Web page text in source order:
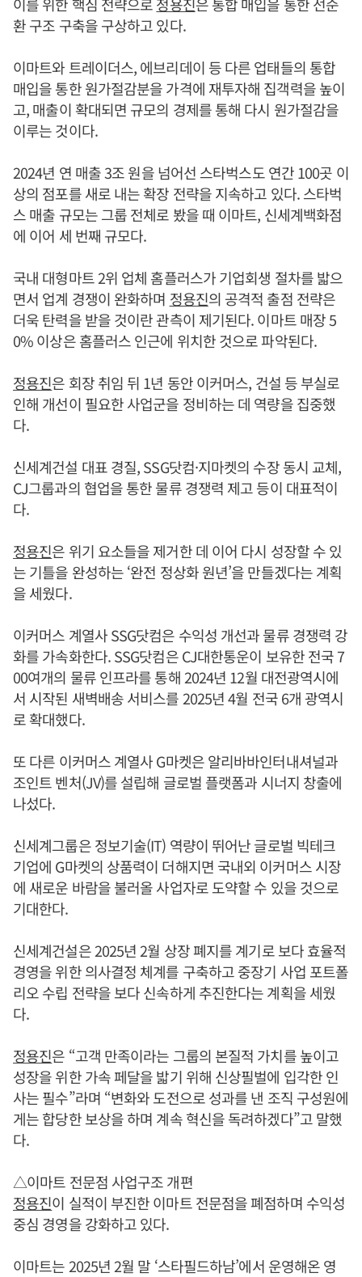
환 구조 구축을 구상하고 있다.
이마트와 트레이더스, 에브리데이 등 다른 업태들의 통합
매입을 통한 원가절감분을 가격에 재투자해 집객력을 높이
고, 매출이 확대되면 규모의 경제를 통해 다시 원가절감을
이루는 것이다.
2024년 연 매출 3조 원을 넘어선 스타벅스도 연간 100곳 이
상의 점포를 새로 내는 확장 전략을 지속하고 있다. 스타벅
스 매출 규모는 그룹 전체로 봤을 때 이마트, 신세계백화점
에 이어 세 번째 규모다.
국내 대형마트 2위 업체 홈플러스가 기업회생 절차를 밟으
면서 업계 경쟁이 완화하며 정용진의 공격적 출점 전략은
더욱 탄력을 받을 것이란 관측이 제기된다. 이마트 매장 5
0% 이상은 홈플러스 인근에 위치한 것으로 파악된다.
정용진은 회장 취임 뒤 1년 동안 이커머스, 건설 등 부실로
인해 개선이 필요한 사업군을 정비하는 데 역량을 집중했
다.
신세계건설 대표 경질, SSG닷컴·지마켓의 수장 동시 교체,
CJ그룹과의 협업을 통한 물류 경쟁력 제고 등이 대표적이
다.
정용진은 위기 요소들을 제거한 데 이어 다시 성장할 수 있
는 기틀을 완성하는 ‘완전 정상화 원년’을 만들겠다는 계획
을 세웠다.
이커머스 계열사 SSG닷컴은 수익성 개선과 물류 경쟁력 강
화를 가속화한다. SSG닷컴은 CJ대한통운이 보유한 전국 7
00여개의 물류 인프라를 통해 2024년 12월 대전광역시에
서 시작된 새벽배송 서비스를 2025년 4월 전국 6개 광역시
로 확대했다.
또 다른 이커머스 계열사 G마켓은 알리바바인터내셔널과
조인트 벤처(JV)를 설립해 글로벌 플랫폼과 시너지 창출에
나섰다.
신세계그룹은 정보기술(IT) 역량이 뛰어난 글로벌 빅테크
기업에 G마켓의 상품력이 더해지면 국내외 이커머스 시장
에 새로운 바람을 불러올 사업자로 도약할 수 있을 것으로
기대한다.
신세계건설은 2025년 2월 상장 폐지를 계기로 보다 효율적
경영을 위한 의사결정 체계를 구축하고 중장기 사업 포트폴
리오 수립 전략을 보다 신속하게 추진한다는 계획을 세웠
다.
정용진은 “고객 만족이라는 그룹의 본질적 가치를 높이고
성장을 위한 가속 페달을 밟기 위해 신상필벌에 입각한 인
사는 필수”라며 “변화와 도전으로 성과를 낸 조직 구성원에
게는 합당한 보상을 하며 계속 혁신을 독려하겠다”고 말했
다.
△이마트 전문점 사업구조 개편
정용진이 실적이 부진한 이마트 전문점을 폐점하며 수익성
중심 경영을 강화하고 있다.
이마트는 2025년 2월 말 ‘스타필드하남’에서 운영해온 영